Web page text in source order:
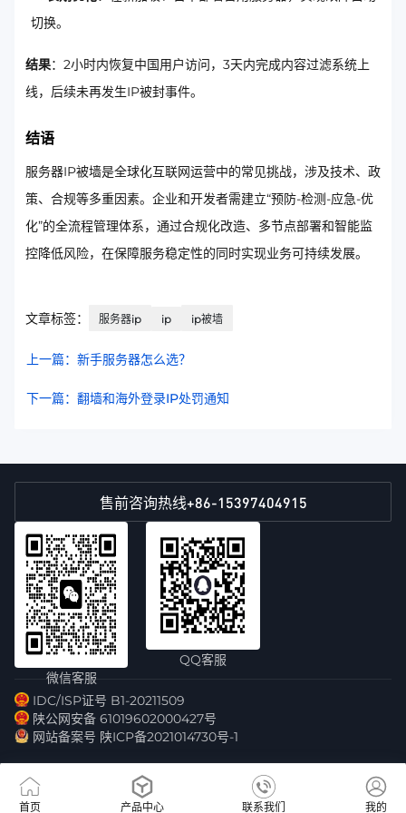
切换。
结果：2小时内恢复中国用户访问，3天内完成内容过滤系统上
线，后续未再发生IP被封事件。
结语
服务器IP被墙是全球化互联网运营中的常见挑战，涉及技术、政
策、合规等多重因素。企业和开发者需建立“预防-检测-应急-优
化”的全流程管理体系，通过合规化改造、多节点部署和智能监
控降低风险，在保障服务稳定性的同时实现业务可持续发展。
文章标签： 服务器ip ip ip被墙
上一篇：新手服务器怎么选？
下一篇：翻墙和海外登录IP处罚通知
售前咨询热线+86-15397404915
微信客服
QQ客服
IDC/ISP证号 B1-20211509
陕公网安备 61019602000427号
网站备案号 陕ICP备2021014730号-1
首页 产品中心 联系我们 我的